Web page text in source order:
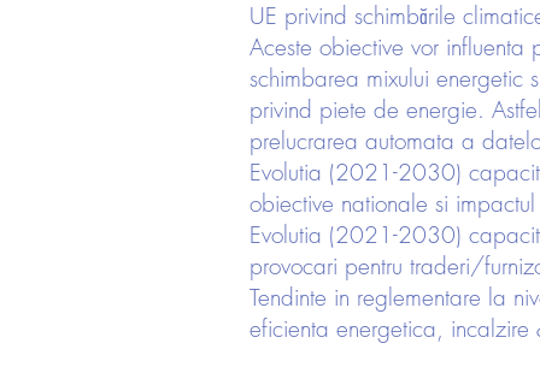
UE privind schimbările
Aceste obiective vor
schimbarea mixului energetic
privind piete de energie.
prelucrarea automata a
Evolutia (2021-2030)
obiective nationale si
Evolutia (2021-2030)
provocari pentru traderi/
Tendinte in reglementare la
eficienta energetica,